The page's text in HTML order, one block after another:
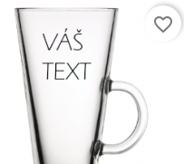
favorite_border